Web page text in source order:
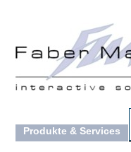
Produkte & Services